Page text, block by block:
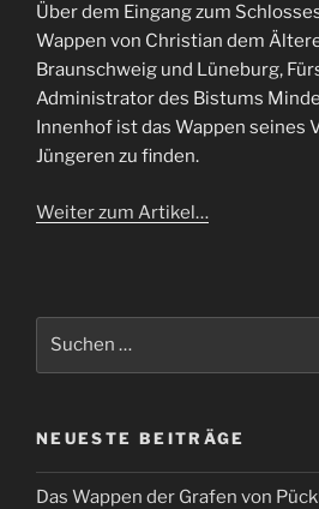
Über dem Eingang zum
Wappen von Christian dem
Braunschweig und Lüneburg,
Administrator des Bistums
Innenhof ist das Wappen seines
Jüngeren zu finden.
Weiter zum Artikel…
NEUESTE BEITRÄGE
Das Wappen der Grafen von